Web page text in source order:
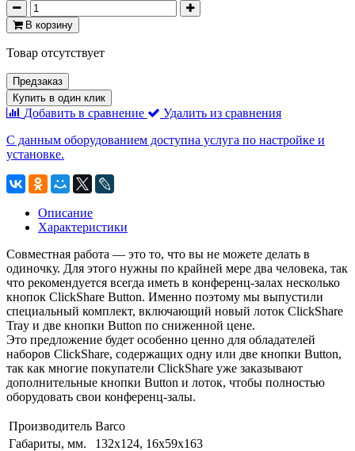
В корзину
Товар отсутствует
Предзаказ
Купить в один клик
Добавить в сравнение
Удалить из сравнения
С данным оборудованием доступна услуга по настройке и
установке.
Описание
Характеристики
Совместная работа — это то, что вы не можете делать в
одиночку. Для этого нужны по крайней мере два человека, так
что рекомендуется всегда иметь в конференц-залах несколько
кнопок ClickShare Button. Именно поэтому мы выпустили
специальный комплект, включающий новый лоток ClickShare
Tray и две кнопки Button по сниженной цене.
Это предложение будет особенно ценно для обладателей
наборов ClickShare, содержащих одну или две кнопки Button,
так как многие покупатели ClickShare уже заказывают
дополнительные кнопки Button и лоток, чтобы полностью
оборудовать свои конференц-залы.
Производитель Barco
Габариты, мм.
132х124, 16x59x163